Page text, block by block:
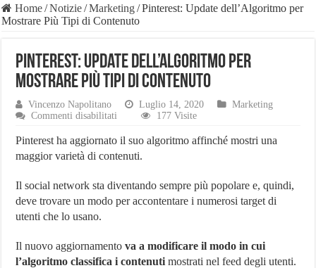
Home/Notizie/Marketing/Pinterest: Update dell’Algoritmo per
Mostrare Più Tipi di Contenuto
Pinterest: Update dell’Algoritmo per
Mostrare Più Tipi di Contenuto
Vincenzo Napolitano Luglio 14, 2020
Marketing
Commenti disabilitati
Update
dell’Algoritmo
per
Più
di
177 Visite
Pinterest ha aggiornato il suo algoritmo affinché mostri una
maggior varietà di contenuti.
Il social network sta diventando sempre più popolare e, quindi,
deve trovare un modo per accontentare i numerosi target di
utenti che lo usano.
Il nuovo aggiornamentova a modificare il modo in cui
l’algoritmo classifica i contenuti mostrati nel feed degli utenti.